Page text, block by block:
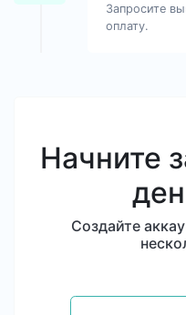
Запросите
оплату.
Начните
Создайте